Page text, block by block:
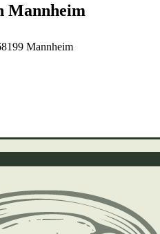
Mannheim
Mannheim